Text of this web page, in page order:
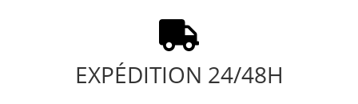
EXPÉDITION 24/48H